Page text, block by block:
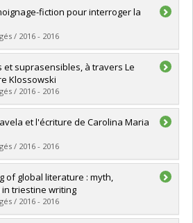
Catherine
D.
Papyrus
fiction pour interroger la
/ 2016 - 2016
Papyrus
et suprasensibles, à travers Le
Klossowski
/ 2016 - 2016
Papyrus
et l'écriture de Carolina Maria
/ 2016 - 2016
Carolina
Papyrus
of global literature : myth,
triestine writing
/ 2016 - 2016